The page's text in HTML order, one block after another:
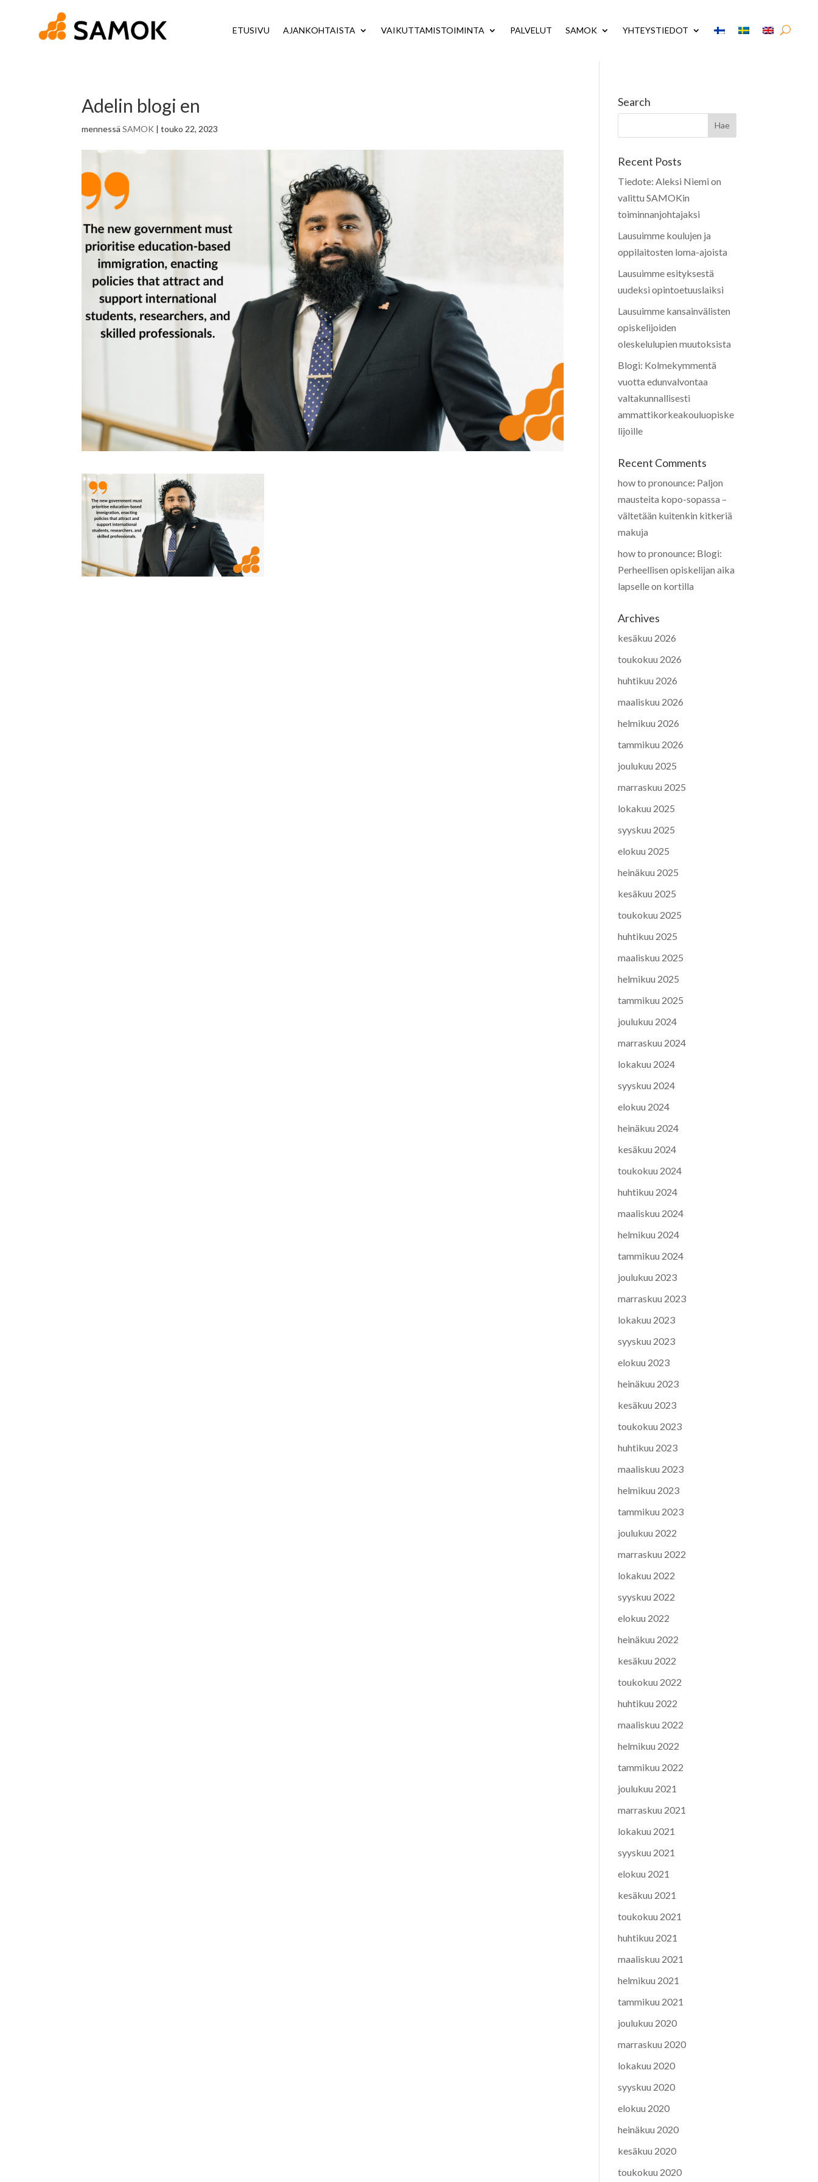
ETUSIVU AJANKOHTAISTA VAIKUTTAMISTOIMINTA PALVELUT SAMOK YHTEYSTIEDOT
Adelin blogi en
mennessäSAMOK |touko 22, 2023
Search
Recent Posts
Tiedote: Aleksi Niemi on
valittu SAMOKin
toiminnanjohtajaksi
Lausuimme koulujen ja
oppilaitosten loma-ajoista
Lausuimme esityksestä
uudeksi opintoetuuslaiksi
Lausuimme kansainvälisten
opiskelijoiden
oleskelulupien muutoksista
Blogi: Kolmekymmentä
vuotta edunvalvontaa
valtakunnallisesti
ammattikorkeakouluopiske
lijoille
Recent Comments
how to pronounce: Paljon
mausteita kopo-sopassa –
vältetään kuitenkin kitkeriä
makuja
how to pronounce: Blogi:
Perheellisen opiskelijan aika
lapselle on kortilla
Archives
kesäkuu 2026
toukokuu 2026
huhtikuu 2026
maaliskuu 2026
helmikuu 2026
tammikuu 2026
joulukuu 2025
marraskuu 2025
lokakuu 2025
syyskuu 2025
elokuu 2025
heinäkuu 2025
kesäkuu 2025
toukokuu 2025
huhtikuu 2025
maaliskuu 2025
helmikuu 2025
tammikuu 2025
joulukuu 2024
marraskuu 2024
lokakuu 2024
syyskuu 2024
elokuu 2024
heinäkuu 2024
kesäkuu 2024
toukokuu 2024
huhtikuu 2024
maaliskuu 2024
helmikuu 2024
tammikuu 2024
joulukuu 2023
marraskuu 2023
lokakuu 2023
syyskuu 2023
elokuu 2023
heinäkuu 2023
kesäkuu 2023
toukokuu 2023
huhtikuu 2023
maaliskuu 2023
helmikuu 2023
tammikuu 2023
joulukuu 2022
marraskuu 2022
lokakuu 2022
syyskuu 2022
elokuu 2022
heinäkuu 2022
kesäkuu 2022
toukokuu 2022
huhtikuu 2022
maaliskuu 2022
helmikuu 2022
tammikuu 2022
joulukuu 2021
marraskuu 2021
lokakuu 2021
syyskuu 2021
elokuu 2021
kesäkuu 2021
toukokuu 2021
huhtikuu 2021
maaliskuu 2021
helmikuu 2021
tammikuu 2021
joulukuu 2020
marraskuu 2020
lokakuu 2020
syyskuu 2020
elokuu 2020
heinäkuu 2020
kesäkuu 2020
toukokuu 2020